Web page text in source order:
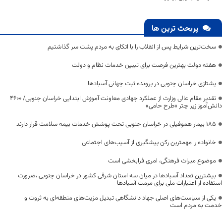
پربحث ترین ها
سخت‌ترین شرایط پس از انقلاب را با اتکای به مردم پشت سر گذاشتیم
هفته دولت بهترین فرصت برای تبیین خدمات نظام و دولت
یشتازی خراسان جنوبی در پرونده ثبت جهانی آسبادها
تقدیر مقام عالی وزارت از عملکرد جهادی معاونت آموزش ابتدایی خراسان جنوبی/ ۴۶۰۰
دانش‌آموز زیر چتر «طرح حامی»
۱۸۵ بیمار هموفیلی در خراسان جنوبی تحت پوشش خدمات بیمه سلامت قرار دارند
خانواده را مهمترین رکن پیشگیری از آسیب‌های اجتماعی
موضوع میراث فرهنگی، امری فرابخشی است
بیشترین تعداد آسبادها در میان سه استان شرقی کشور در خراسان جنوبی ،ضرورت
استفاده از اعتبارات ملی برای مرمت آسبادها
یکی از سیاست‌های اصلی جهاد دانشگاهی تبدیل مزیت‌های منطقه‌ای به ثروت و
خدمت به مردم است